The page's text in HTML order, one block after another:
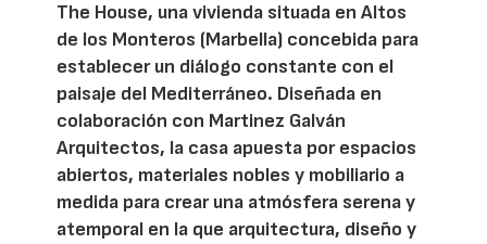
The House, una vivienda situada en Altos
de los Monteros (Marbella) concebida para
establecer un diálogo constante con el
paisaje del Mediterráneo. Diseñada en
colaboración con Martinez Galván
Arquitectos, la casa apuesta por espacios
abiertos, materiales nobles y mobiliario a
medida para crear una atmósfera serena y
atemporal en la que arquitectura, diseño y